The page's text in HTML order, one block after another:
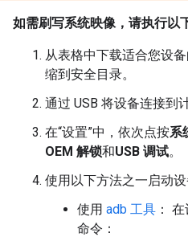
如需刷写系统映像，请执行以
从表格中下载适合您设
缩到安全目录。
通过 USB 将设备连接到
在“设置”中，依次点按系
OEM 解锁和USB 调试。
使用以下方法之一启动
使用 adb 工具 ：
命令：